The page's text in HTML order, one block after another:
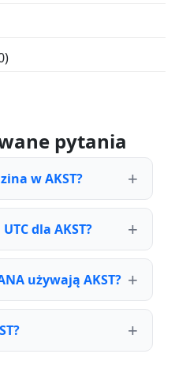
pytania
w AKST?
dla AKST?
używają AKST?